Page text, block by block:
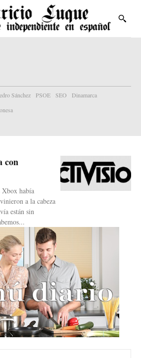
Sánchez PSOE SEO
Dinamarca
con
Xbox había
a la cabeza
están sin